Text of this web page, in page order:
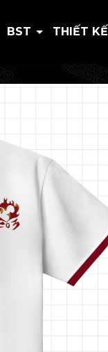
BST THIẾT KẾ